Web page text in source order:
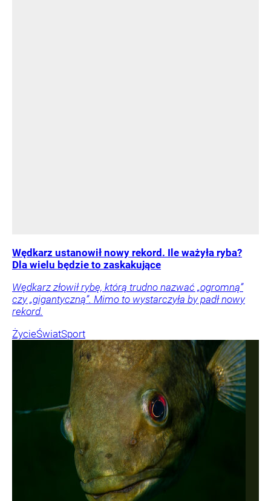
Wędkarz ustanowił nowy rekord. Ile ważyła ryba?
Dla wielu będzie to zaskakujące
Wędkarz złowił rybę, którą trudno nazwać „ogromną”
czy „gigantyczną”. Mimo to wystarczyła by padł nowy
rekord.
ŻycieŚwiatSport